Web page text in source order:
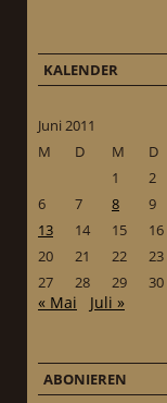
KALENDER
Juni 2011
M
D M D
1
2
6
7 8 9
13
14 15 16
20
21 22 23
27
28 29 30
« Mai Juli »
ABONIEREN